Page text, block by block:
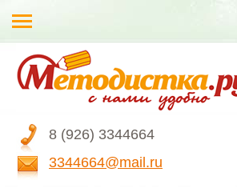
8 (926) 3344664
3344664@mail.ru